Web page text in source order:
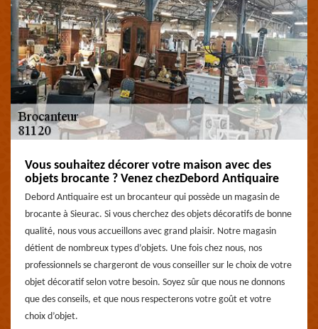
Vous souhaitez décorer votre maison avec des
objets brocante ? Venez chezDebord Antiquaire
Debord Antiquaire est un brocanteur qui possède un magasin de
brocante à Sieurac. Si vous cherchez des objets décoratifs de bonne
qualité, nous vous accueillons avec grand plaisir. Notre magasin
détient de nombreux types d’objets. Une fois chez nous, nos
professionnels se chargeront de vous conseiller sur le choix de votre
objet décoratif selon votre besoin. Soyez sûr que nous ne donnons
que des conseils, et que nous respecterons votre goût et votre
choix d’objet.